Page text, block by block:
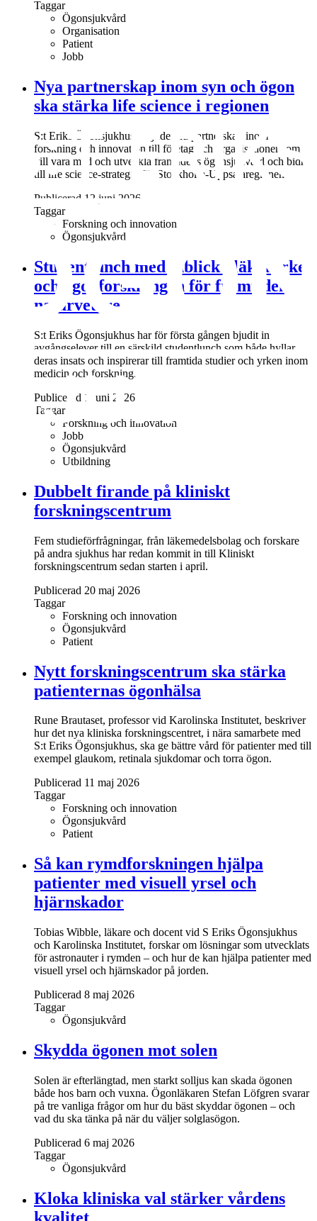
Taggar
Ögonsjukvård
Organisation
Patient
Jobb
Nya partnerskap inom syn och ögon
ska stärka life science i regionen
S:t Eriks Ögonsjukhus erbjuder nu partnerskap inom
forskning och innovation till företag och organisationer som
vill vara med och utveckla framtidens ögonsjukvård och bidra
till life science-strategin för Stockholm-Uppsalaregionen.
Publicerad 12 juni 2026
Taggar
Forskning och innovation
Ögonsjukvård
Studentlunch med inblick i läkaryrket
och ögonforskningen för framtidens
naturvetare
S:t Eriks Ögonsjukhus har för första gången bjudit in
avgångselever till en särskild studentlunch som både hyllar
deras insats och inspirerar till framtida studier och yrken inom
medicin och forskning.
Publicerad 1 juni 2026
Taggar
Forskning och innovation
Jobb
Ögonsjukvård
Utbildning
Dubbelt firande på kliniskt
forskningscentrum
Fem studieförfrågningar, från läkemedelsbolag och forskare
på andra sjukhus har redan kommit in till Kliniskt
forskningscentrum sedan starten i april.
Publicerad 20 maj 2026
Taggar
Forskning och innovation
Ögonsjukvård
Patient
Nytt forskningscentrum ska stärka
patienternas ögonhälsa
Rune Brautaset, professor vid Karolinska Institutet, beskriver
hur det nya kliniska forskningscentret, i nära samarbete med
S:t Eriks Ögonsjukhus, ska ge bättre vård för patienter med till
exempel glaukom, retinala sjukdomar och torra ögon.
Publicerad 11 maj 2026
Taggar
Forskning och innovation
Ögonsjukvård
Patient
Så kan rymdforskningen hjälpa
patienter med visuell yrsel och
hjärnskador
Tobias Wibble, läkare och docent vid S Eriks Ögonsjukhus
och Karolinska Institutet, forskar om lösningar som utvecklats
för astronauter i rymden – och hur de kan hjälpa patienter med
visuell yrsel och hjärnskador på jorden.
Publicerad 8 maj 2026
Taggar
Ögonsjukvård
Skydda ögonen mot solen
Solen är efterlängtad, men starkt solljus kan skada ögonen
både hos barn och vuxna. Ögonläkaren Stefan Löfgren svarar
på tre vanliga frågor om hur du bäst skyddar ögonen – och
vad du ska tänka på när du väljer solglasögon.
Publicerad 6 maj 2026
Taggar
Ögonsjukvård
Kloka kliniska val stärker vårdens